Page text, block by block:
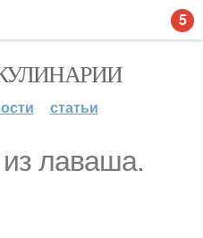
статьи
лаваша.
5